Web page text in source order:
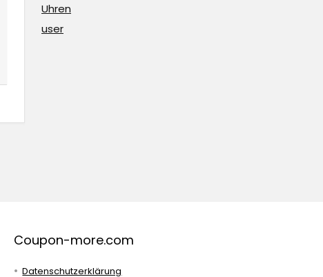
Uhren
user
Coupon-more.com
Datenschutzerklärung